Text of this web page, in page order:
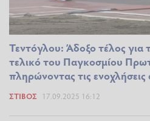
Τεντόγλου: Άδοξο τέλος για
τελικό του Παγκοσμίου
πληρώνοντας τις
ΣΤΊΒΟΣ 17.09.2025 16:12